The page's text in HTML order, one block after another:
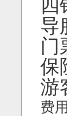
四
导
门
保
游
费